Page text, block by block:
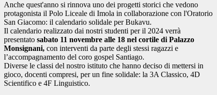
Anche quest'anno si rinnova uno dei progetti storici che vedono
protagonista il Polo Liceale di Imola in collaborazione con l'Oratorio
San Giacomo: il calendario solidale per Bukavu.
Il calendario realizzato dai nostri studenti per il 2024 verrà
presentato sabato 11 novembre alle 18 nel cortile di Palazzo
Monsignani, con interventi da parte degli stessi ragazzi e
l’accompagnamento del coro gospel Santiago.
Diverse le classi del nostro istituto che hanno deciso di mettersi in
gioco, docenti compresi, per un fine solidale: la 3A Classico, 4D
Scientifico e 4F Linguistico.